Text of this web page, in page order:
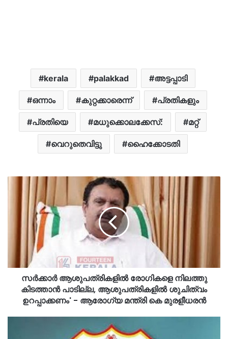
kerala palakkad അട്ടപ്പാടി
ഒന്നാം കുറ്റക്കാരെന്ന് പ്രതികളും
പ്രതിയെ മധുക്കൊലക്കേസ്: മറ്റ്
വെറുതെവിട്ടു ഹൈക്കോടതി
സർക്കാർ ആശുപത്രികളിൽ രോഗികളെ നിലത്തു
കിടത്താൻ പാടില്ല, ആശുപത്രികളിൽ ശുചിത്വം
ഉറപ്പാക്കണം' - ആരോഗ്യ മന്ത്രി കെ മുരളീധരൻ